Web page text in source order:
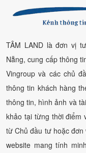
TÂM LAND là đơn vị
Nẵng, cung cấp thông
Vingroup và các chủ
thông tin khách hàng
thông tin, hình ảnh và
khảo tại từng thời điểm
từ Chủ đầu tư hoặc
website mang tính